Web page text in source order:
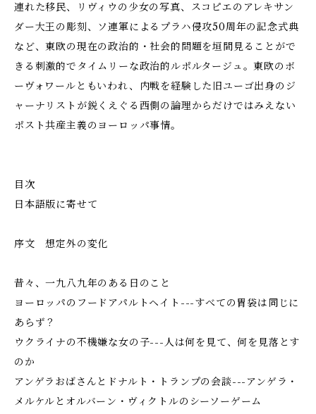
連れた移民、リヴィウの少女の写真、スコピエのアレキサン
ダー大王の彫刻、ソ連軍によるプラハ侵攻50周年の記念式典
など、東欧の現在の政治的・社会的問題を垣間見ることがで
きる刺激的でタイムリーな政治的ルポルタージュ。東欧のボ
ーヴォワールともいわれ、内戦を経験した旧ユーゴ出身のジ
ャーナリストが鋭くえぐる西側の論理からだけではみえない
ポスト共産主義のヨーロッパ事情。
目次
日本語版に寄せて
序文 想定外の変化
昔々、一九八九年のある日のこと
ヨーロッパのフードアパルトヘイト---すべての胃袋は同じに
あらず？
ウクライナの不機嫌な女の子---人は何を見て、何を見落とす
のか
アンゲラおばさんとドナルト・トランプの会談---アンゲラ・
メルケルとオルバーン・ヴィクトルのシーソーゲーム